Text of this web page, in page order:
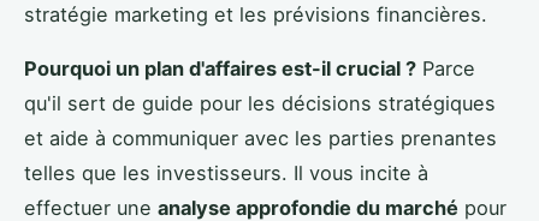
stratégie marketing et les prévisions financières.
Pourquoi un plan d'affaires est-il crucial ? Parce
qu'il sert de guide pour les décisions stratégiques
et aide à communiquer avec les parties prenantes
telles que les investisseurs. Il vous incite à
effectuer une analyse approfondie du marché pour